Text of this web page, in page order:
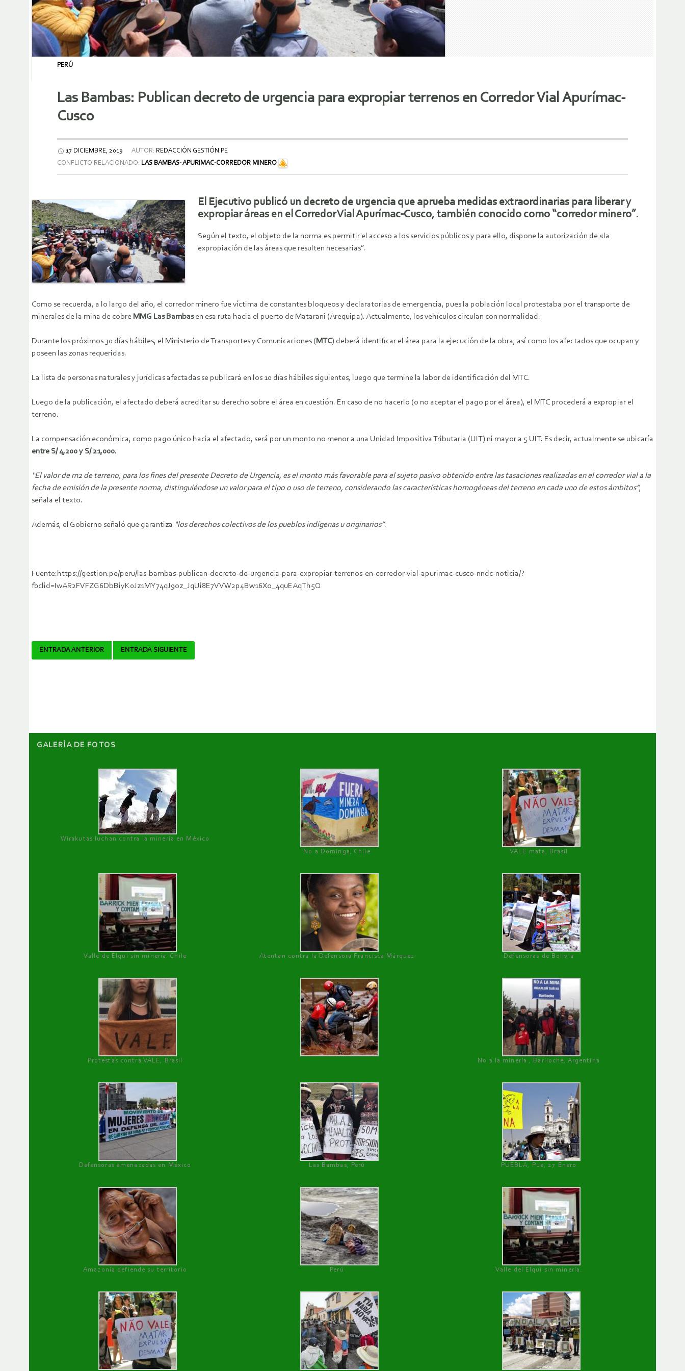
PERÚ
Las Bambas: Publican decreto de urgencia para expropiar terrenos en Corredor Vial Apurímac-
Cusco
17 DICIEMBRE, 2019 AUTOR: REDACCIÓN GESTIÓN.PE
CONFLICTO RELACIONADO: LAS BAMBAS- APURIMAC-CORREDOR MINERO
El Ejecutivo publicó un decreto de urgencia que aprueba medidas extraordinarias para liberar y
expropiar áreas en el Corredor Vial Apurímac-Cusco, también conocido como “corredor minero”.
Según el texto, el objeto de la norma es permitir el acceso a los servicios públicos y para ello, dispone la autorización de «la
expropiación de las áreas que resulten necesarias”.
Como se recuerda, a lo largo del año, el corredor minero fue víctima de constantes bloqueos y declaratorias de emergencia, pues la población local protestaba por el transporte de
minerales de la mina de cobre MMG Las Bambasen esa ruta hacia el puerto de Matarani (Arequipa). Actualmente, los vehículos circulan con normalidad.
Durante los próximos 30 días hábiles, el Ministerio de Transportes y Comunicaciones (MTC) deberá identificar el área para la ejecución de la obra, así como los afectados que ocupan y
poseen las zonas requeridas.
La lista de personas naturales y jurídicas afectadas se publicará en los 10 días hábiles siguientes, luego que termine la labor de identificación del MTC.
Luego de la publicación, el afectado deberá acreditar su derecho sobre el área en cuestión. En caso de no hacerlo (o no aceptar el pago por el área), el MTC procederá a expropiar el
terreno.
La compensación económica, como pago único hacia el afectado, será por un monto no menor a una Unidad Impositiva Tributaria (UIT) ni mayor a 5 UIT. Es decir, actualmente se ubicaría
entre S/ 4,200 y S/ 21,000.
“El valor de m2 de terreno, para los fines del presente Decreto de Urgencia, es el monto más favorable para el sujeto pasivo obtenido entre las tasaciones realizadas en el corredor vial a la
fecha de emisión de la presente norma, distinguiéndose un valor para el tipo o uso de terreno, considerando las características homogéneas del terreno en cada uno de estos ámbitos”,
señala el texto.
Además, el Gobierno señaló que garantiza “los derechos colectivos de los pueblos indígenas u originarios”.
Fuente:https://gestion.pe/peru/las-bambas-publican-decreto-de-urgencia-para-expropiar-terrenos-en-corredor-vial-apurimac-cusco-nndc-noticia/?
fbclid=IwAR2FVFZG6DbBiyK0Jz1MY74qJ9oz_JqUi8E7VVW2p4Bw16Xo_4quEAqTh5Q
Navegador
ENTRADA ANTERIOR ENTRADA SIGUIENTE
GALERÌA DE FOTOS
Wirakutas luchan contra la minería en México
No a Dominga, Chile
VALE mata, Brasil
Valle de Elqui sin minería. Chile Atentan contra la Defensora Francisca Márquez Defensoras de Bolivia
Protestas contra VALE, Brasil No a la minería , Bariloche, Argentina
Defensoras amenazadas en México Las Bambas, Perú PUEBLA, Pue, 27 Enero
Amazonía defiende su territorio Perú Valle del Elqui sin minería.